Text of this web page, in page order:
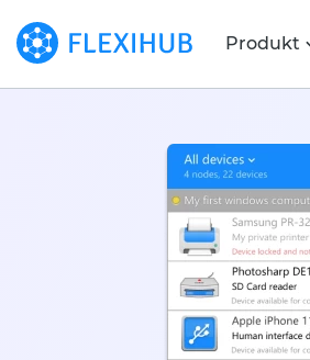
Produkt